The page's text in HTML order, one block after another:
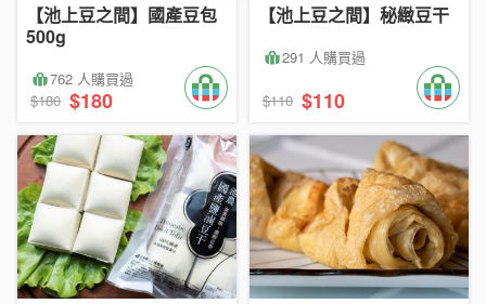
【池上豆之間】國產豆包
500g
762 人購買過
$180 $180
【池上豆之間】秘緻豆干
291 人購買過
$110 $110